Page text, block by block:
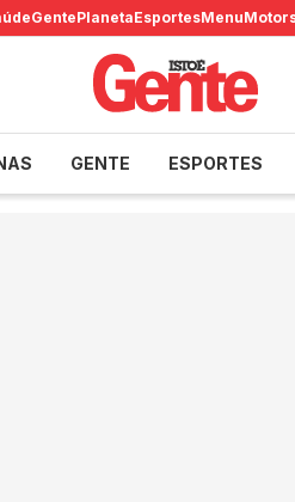
GentePlanetaEsportesMenu
GENTE ESPORTES